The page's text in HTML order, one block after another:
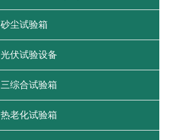
砂尘试验箱
光伏试验设备
三综合试验箱
热老化试验箱